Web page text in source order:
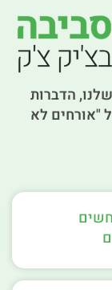
הדברות
"אורחים לא